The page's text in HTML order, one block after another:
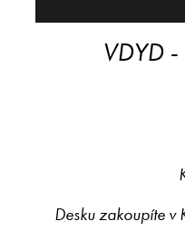
VDYD
Desku zakoupíte v